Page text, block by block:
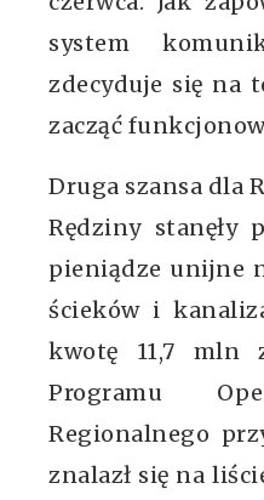
system
zdecyduje się na
zacząć
Druga szansa dla
Rędziny stanęły
pieniądze unijne
ścieków i
kwotę 11,7 mln
Programu
Regionalnego
znalazł się na